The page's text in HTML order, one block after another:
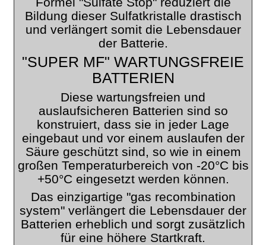
Bildung dieser Sulfatkristalle drastisch
und verlängert somit die Lebensdauer
der Batterie.
"SUPER MF" WARTUNGSFREIE
BATTERIEN
Diese wartungsfreien und
auslaufsicheren Batterien sind so
konstruiert, dass sie in jeder Lage
eingebaut und vor einem auslaufen der
Säure geschützt sind, so wie in einem
großen Temperaturbereich von -20°C bis
+50°C eingesetzt werden können.
Das einzigartige "gas recombination
system" verlängert die Lebensdauer der
Batterien erheblich und sorgt zusätzlich
für eine höhere Startkraft.